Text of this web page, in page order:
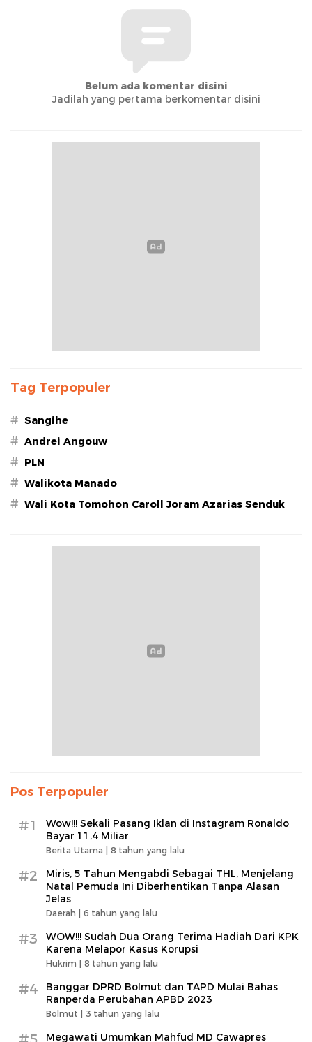
Belum ada komentar disini
Jadilah yang pertama berkomentar disini
Tag Terpopuler
# Sangihe
# Andrei Angouw
# PLN
# Walikota Manado
# Wali Kota Tomohon Caroll Joram Azarias Senduk
Pos Terpopuler
#1
Wow!!! Sekali Pasang Iklan di Instagram Ronaldo
Bayar 11,4 Miliar
Berita Utama | 8 tahun yang lalu
#2
Miris, 5 Tahun Mengabdi Sebagai THL, Menjelang
Natal Pemuda Ini Diberhentikan Tanpa Alasan
Jelas
Daerah | 6 tahun yang lalu
#3
WOW!!! Sudah Dua Orang Terima Hadiah Dari KPK
Karena Melapor Kasus Korupsi
Hukrim | 8 tahun yang lalu
#4
Banggar DPRD Bolmut dan TAPD Mulai Bahas
Ranperda Perubahan APBD 2023
Bolmut | 3 tahun yang lalu
Megawati Umumkan Mahfud MD Cawapres